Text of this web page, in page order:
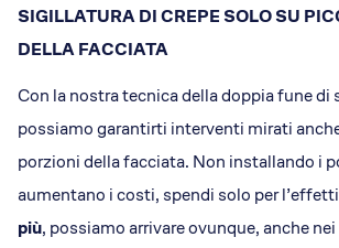
SIGILLATURA DI CREPE SOLO SU
DELLA FACCIATA
Con la nostra tecnica della doppia fune di
possiamo garantirti interventi mirati
porzioni della facciata. Non installando i
aumentano i costi, spendi solo per
più, possiamo arrivare ovunque, anche